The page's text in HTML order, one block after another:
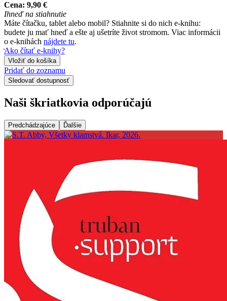
Cena: 9,90 €
Ihneď na stiahnutie
Máte čítačku, tablet alebo mobil? Stiahnite si do nich e-knihu:
budete ju mať hneď a ešte aj ušetríte život stromom. Viac informácii
o e-knihách nájdete tu.
Ako čítať e-knihy?
Vložiť do košíka
Pridať do zoznamu
Sledovať dostupnosť
Naši škriatkovia odporúčajú
Predchádzajúce Ďalšie